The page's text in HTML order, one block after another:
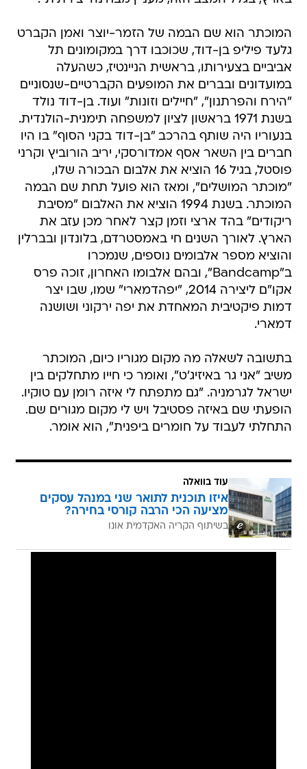
המוכתר הוא שם הבמה של הזמר-יוצר ואמן הקברט
גלעד פיליפ בן-דוד, שכוכבו דרך במקומונים תל
אביביים בצעירותו, בראשית הניינטיז, כשהעלה
במועדונים ובברים את המופעים הקברטיים-שנסוניים
"הירח והפרתנון", "חיילים וזונות" ועוד. בן-דוד נולד
בשנת 1971 בראשון לציון למשפחה תימנית-הולנדית.
בנעוריו היה שותף בהרכב "בן-דוד בקני הסוף" בו היו
חברים בין השאר אסף אמדורסקי, יריב הורוביץ וקרני
פוסטל, בגיל 16 הוציא את אלבום הבכורה שלו,
"מוכתר המושלים", ומאז הוא פועל תחת שם הבמה
המוכתר. בשנת 1994 הוציא את האלבום "מסיבת
ריקודים" בהד ארצי וזמן קצר לאחר מכן עזב את
הארץ. לאורך השנים חי באמסטרדם, בלונדון ובברלין
והוציא מספר אלבומים נוספים, שנמכרו
ב"Bandcamp", ובהם אלבומו האחרון, זוכה פרס
אקו"ם ליצירה 2014, "יפהדמארי" שמו, שבו יצר
דמות פיקטיבית המאחדת את יפה ירקוני ושושנה
דמארי.
בתשובה לשאלה מה מקום מגוריו כיום, המוכתר
משיב "אני גר באיזיג'ט", ואומר כי חייו מתחלקים בין
ישראל לגרמניה. "גם מתפתח לי איזה רומן עם טוקיו.
הופעתי שם באיזה פסטיבל ויש לי מקום מגורים שם.
התחלתי לעבוד על חומרים ביפנית", הוא אומר.
עוד בוואלה
איזו תוכנית לתואר שני במנהל עסקים
מציעה הכי הרבה קורסי בחירה?
בשיתוף הקריה האקדמית אונו